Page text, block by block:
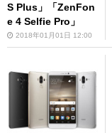
S Plus」「ZenFon
e 4 Selfie Pro」
2018年01月01日 12:00